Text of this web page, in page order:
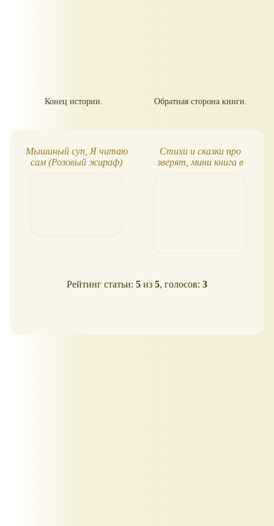
Конец истории. Обратная сторона книги.
Мышиный суп, Я читаю
сам (Розовый жираф)
Стихи и сказки про
зверят, мини книга в
Рейтинг статьи: 5 из 5, голосов: 3